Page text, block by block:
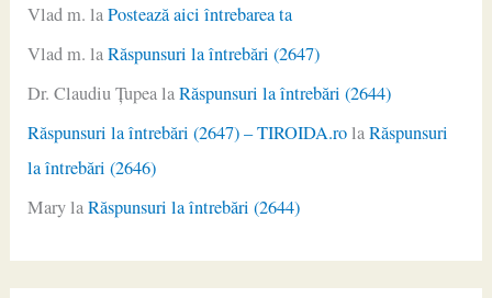
Vlad m. laPostează aici întrebarea ta
Vlad m. laRăspunsuri la întrebări (2647)
Dr. Claudiu ŢupealaRăspunsuri la întrebări (2644)
Răspunsuri la întrebări (2647) – TIROIDA.rolaRăspunsuri
la întrebări (2646)
MarylaRăspunsuri la întrebări (2644)